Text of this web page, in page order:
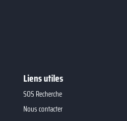
Liens utiles
SOS Recherche
Nous contacter